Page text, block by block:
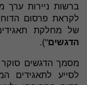
ברשות ניירות ערך
של מחלקת תאגידים בשנת
הדגשים").
מסמך הדגשים סוקר
לסייע לתאגידים